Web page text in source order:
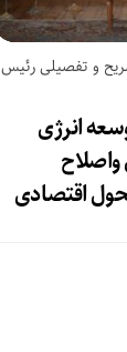
و تفصیلی رئیس
انرژی
واصلاح
اقتصادی